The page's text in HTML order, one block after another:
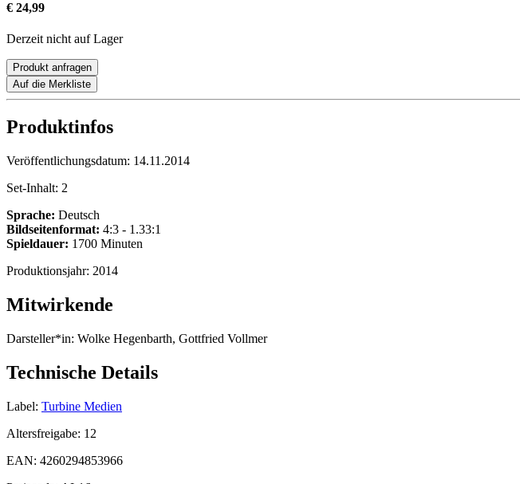
€ 24,99
Derzeit nicht auf Lager
Produkt anfragen
Auf die Merkliste
Produktinfos
Veröffentlichungsdatum: 14.11.2014
Set-Inhalt: 2
Sprache: Deutsch
Bildseitenformat: 4:3 - 1.33:1
Spieldauer: 1700 Minuten
Produktionsjahr: 2014
Mitwirkende
Darsteller*in: Wolke Hegenbarth, Gottfried Vollmer
Technische Details
Label: Turbine Medien
Altersfreigabe: 12
EAN: 4260294853966